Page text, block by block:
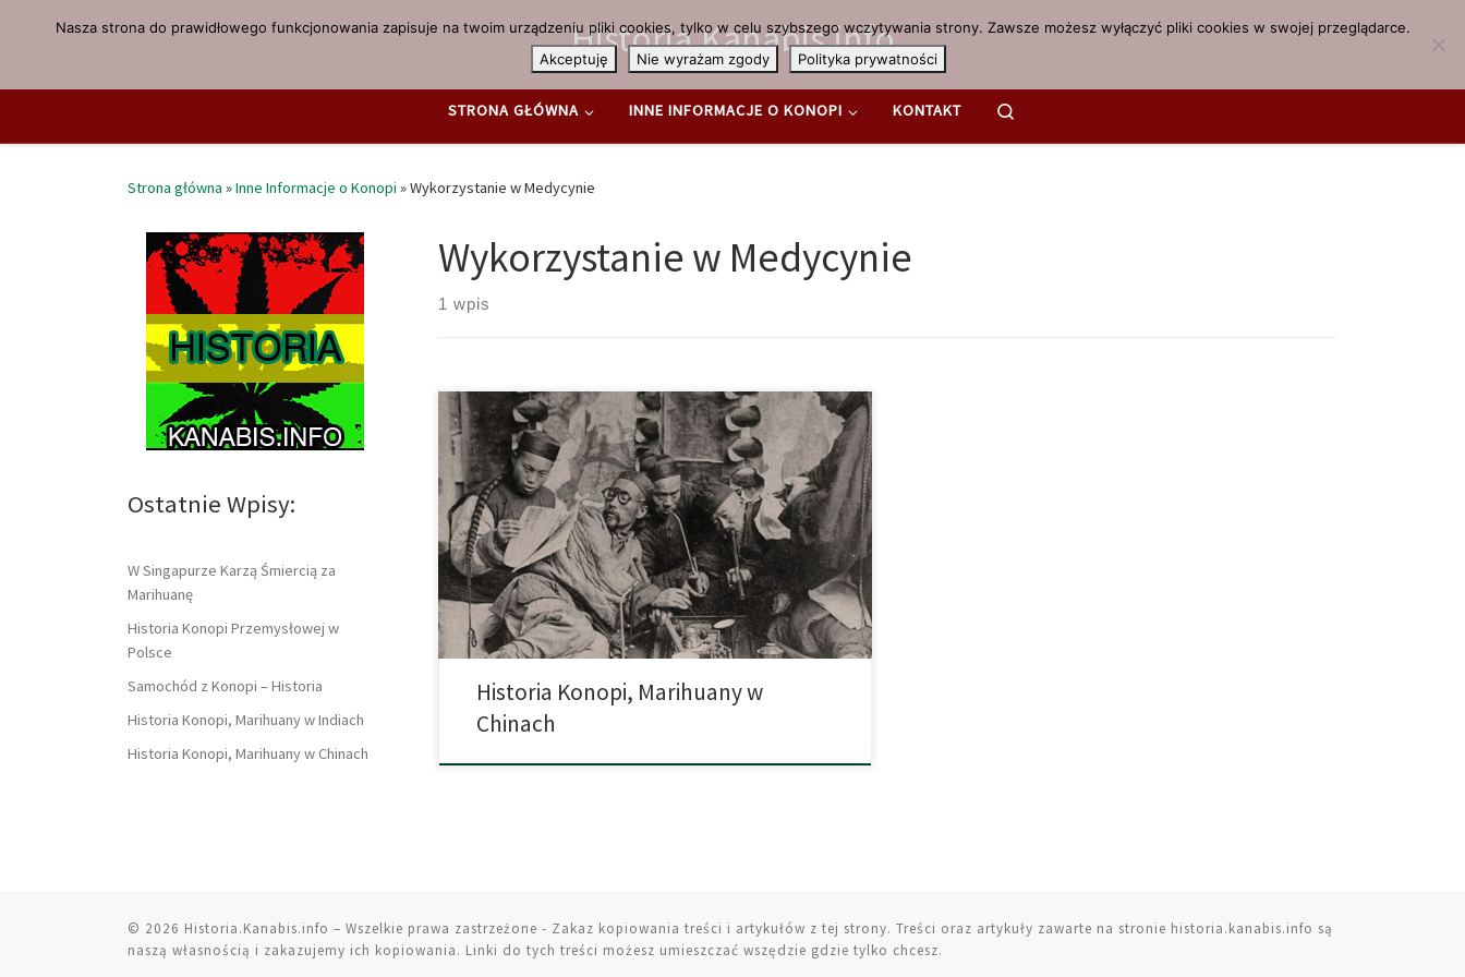
Przejdź do treści Historia.Kanabis.info
STRONA GŁÓWNA INNE INFORMACJE O KONOPI KONTAKT
Strona główna »Inne Informacje o Konopi »Wykorzystanie w Medycynie
Wykorzystanie w Medycynie
1 wpis
Historia konopi indyjskich (marihuany) i siewnych
(przemysłowych) sięga dalekich czasów. Wszystkie dzisiejsze
odmiany tej fascynującej rośliny mogą zawdzięczać swoje
istnienie między innymi właśnie pierwotnej genetyce konopi z
Chin. Jednocześnie teraźniejsze odmiany posiadają silniejsze
działanie za sprawą modyfikacji plantatorów. Naukowcy
udowodnili, że 12 tysięcy lat temu była ona już uprawiana na
[…]
Historia Konopi, Marihuany w
Chinach
Ostatnie Wpisy:
W Singapurze Karzą Śmiercią za
Marihuanę
Historia Konopi Przemysłowej w
Polsce
Samochód z Konopi – Historia
Historia Konopi, Marihuany w Indiach
Historia Konopi, Marihuany w Chinach
© 2026 Historia.Kanabis.info – Wszelkie prawa zastrzeżone - Zakaz kopiowania treści i artykułów z tej strony. Treści oraz artykuły zawarte na stronie historia.kanabis.info są
naszą własnością i zakazujemy ich kopiowania. Linki do tych treści możesz umieszczać wszędzie gdzie tylko chcesz.
Nasza strona do prawidłowego funkcjonowania zapisuje na twoim urządzeniu pliki cookies, tylko w celu szybszego wczytywania strony. Zawsze możesz wyłączyć pliki cookies w swojej przeglądarce.
Akceptuję
Nie wyrażam zgody Polityka prywatności